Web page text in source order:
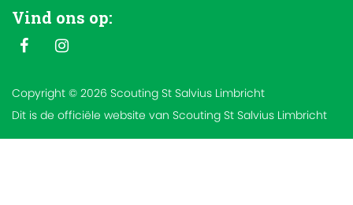
Vind ons op:
Copyright © 2026 Scouting St Salvius Limbricht
Dit is de officiële website van Scouting St Salvius Limbricht